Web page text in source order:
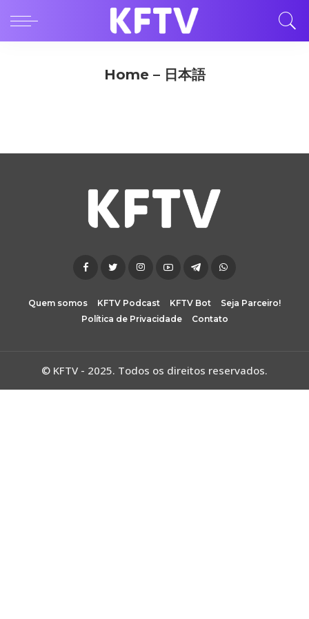
Home – 日本語
Quem somos KFTV Podcast KFTV Bot
Seja Parceiro!
Política de Privacidade
Contato
© KFTV - 2025. Todos os direitos reservados.